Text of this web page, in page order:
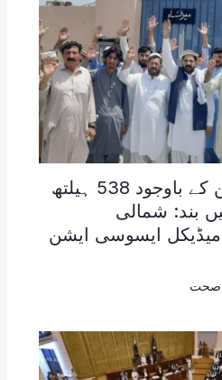
فزیکل ویری فکیشن کے باوجود 538 ہیلتھ
بند: شمالی
میڈیکل ایسوسی ایشن
صحت